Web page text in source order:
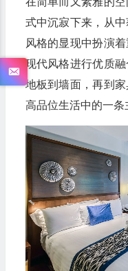
式中沉寂下来，从
风格的显现中扮演
现代风格进行优质
地板到墙面，再到
高品位生活中的一条